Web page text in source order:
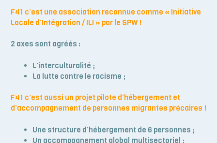
F41 c’est une association reconnue comme « Initiative
Locale d’Intégration / ILI » par le SPW !
2 axes sont agréés :
L’interculturalité ;
La lutte contre le racisme ;
F41 c’est aussi un projet pilote d’hébergement et
d’accompagnement de personnes migrantes précaires !
Une structure d’hébergement de 6 personnes ;
Un accompagnement global multisectoriel ;